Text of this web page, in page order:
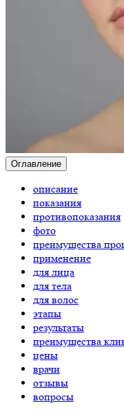
Оглавление
описание
показания
противопоказания
фото
преимущества
применение
для лица
для тела
для волос
этапы
результаты
преимущества
цены
врачи
отзывы
вопросы